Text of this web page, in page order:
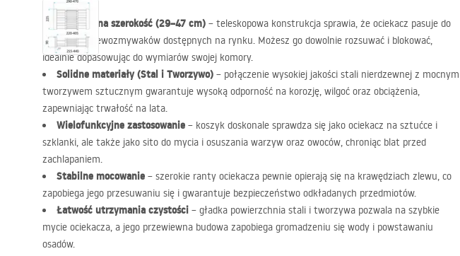
Regulowana szerokość (29–47 cm) – teleskopowa konstrukcja sprawia, że ociekacz pasuje do
większości zlewozmywaków dostępnych na rynku. Możesz go dowolnie rozsuwać i blokować,
idealnie dopasowując do wymiarów swojej komory.
Solidne materiały (Stal i Tworzywo) – połączenie wysokiej jakości stali nierdzewnej z mocnym
tworzywem sztucznym gwarantuje wysoką odporność na korozję, wilgoć oraz obciążenia,
zapewniając trwałość na lata.
Wielofunkcyjne zastosowanie – koszyk doskonale sprawdza się jako ociekacz na sztućce i
szklanki, ale także jako sito do mycia i osuszania warzyw oraz owoców, chroniąc blat przed
zachlapaniem.
Stabilne mocowanie – szerokie ranty ociekacza pewnie opierają się na krawędziach zlewu, co
zapobiega jego przesuwaniu się i gwarantuje bezpieczeństwo odkładanych przedmiotów.
Łatwość utrzymania czystości – gładka powierzchnia stali i tworzywa pozwala na szybkie
mycie ociekacza, a jego przewiewna budowa zapobiega gromadzeniu się wody i powstawaniu
osadów.